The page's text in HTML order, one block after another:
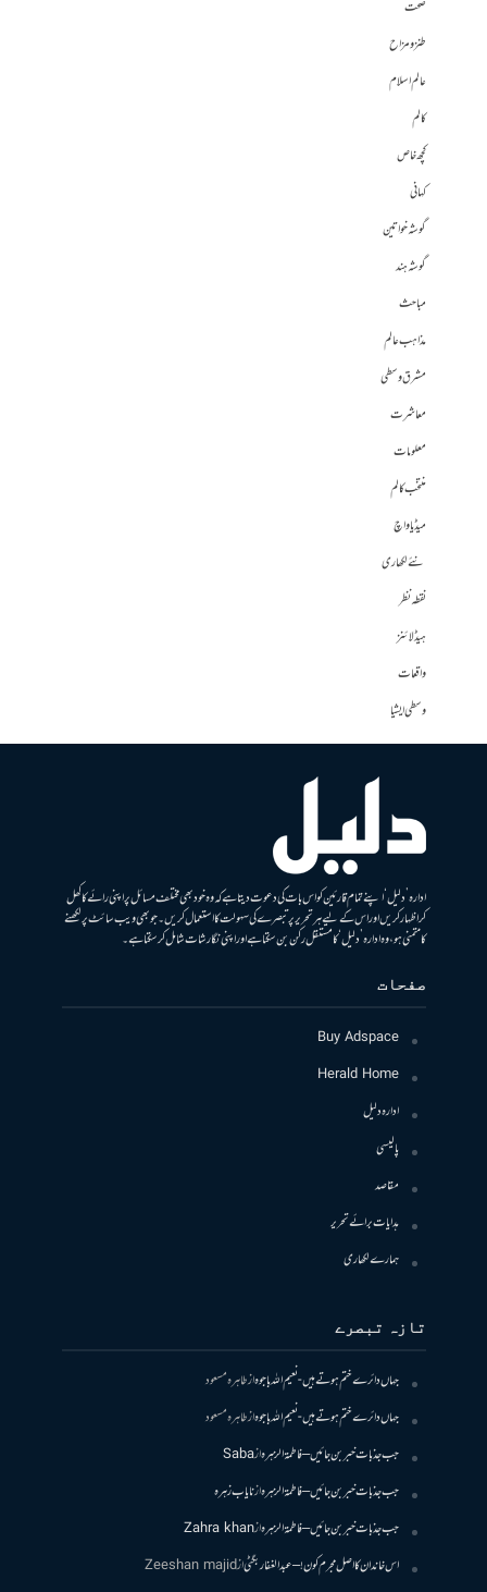
صحت
طنز و مزاح
عالم اسلام
کالم
کچھ خاص
کہانی
گوشہ خواتین
گوشہ ہند
مباحث
مذاہب عالم
مشرق وسطی
معاشرت
معلومات
منتخب کالم
میڈیا واچ
نئے لکھاری
نقطہ نظر
ہیڈلائنز
واقعات
وسطی ایشیا
ادارہ ’دلیل‘ اپنے تمام قارئین کو اس بات کی دعوت دیتا ہے کہ وہ خود بھی مختلف مسائل پر اپنی رائے کا کھل
کر اظہار کریں اور اس کے لیے ہر تحریر پر تبصرے کی سہولت کا استعمال کریں۔ جو بھی ویب سائٹ پر لکھنے
کا متمنی ہو، وہ ادارہ ’دلیل‘ کا مستقل رکن بن سکتا ہے اور اپنی نگارشات شامل کرسکتا ہے۔
صفحات
Buy Adspace
Herald Home
ادارہ دلیل
پالیسی
مقاصد
ہدایات برائے تحریر
ہمارے لکھاری
تازہ تبصرے
جہاں دائرے ختم ہوتے ہیں- نعیم اللہ باجوہازطاہرہ مسعود
جہاں دائرے ختم ہوتے ہیں- نعیم اللہ باجوہازطاہرہ مسعود
جب جذبات خبر بن جائیں – فاطمۃالزہرہازSaba
جب جذبات خبر بن جائیں – فاطمۃالزہرہازنایاب زہرہ
جب جذبات خبر بن جائیں – فاطمۃالزہرہازZahra khan
اس خاندان کا اصل مجرم کون! – عبدالغفار بگٹیازZeeshan majid